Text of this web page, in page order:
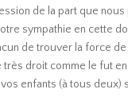
de la part que nous
sympathie en cette
de trouver la force
droit comme le fut
enfants (à tous deux)